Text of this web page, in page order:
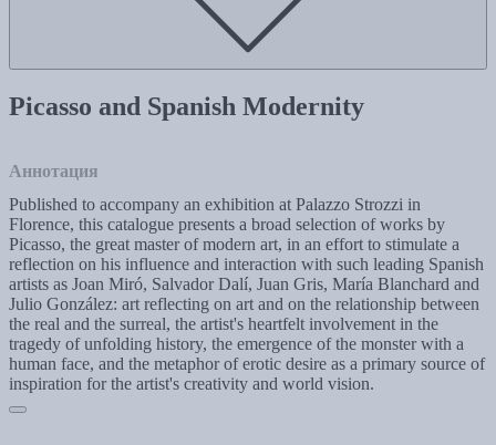
Picasso and Spanish Modernity
Аннотация
Published to accompany an exhibition at Palazzo Strozzi in
Florence, this catalogue presents a broad selection of works by
Picasso, the great master of modern art, in an effort to stimulate a
reflection on his influence and interaction with such leading Spanish
artists as Joan Miró, Salvador Dalí, Juan Gris, María Blanchard and
Julio González: art reflecting on art and on the relationship between
the real and the surreal, the artist's heartfelt involvement in the
tragedy of unfolding history, the emergence of the monster with a
human face, and the metaphor of erotic desire as a primary source of
inspiration for the artist's creativity and world vision.